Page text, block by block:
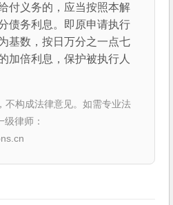
付义务的，应当按照本解
债务利息。即原申请执行
基数，按日万分之一点七
加倍利息，保护被执行人
不构成法律意见。如需专业法
律师：